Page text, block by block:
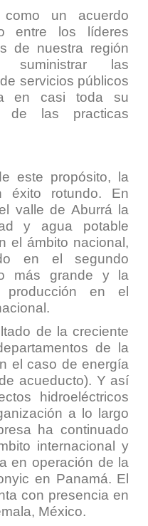
un acuerdo
entre los líderes
de nuestra región
las
servicios públicos
en casi toda su
de las practicas
este propósito, la
éxito rotundo. En
valle de Aburrá la
y agua potable
el ámbito nacional,
en el segundo
más grande y la
producción en el
de la creciente
de la
el caso de energía
acueducto). Y así
hidroeléctricos
a lo largo
ha continuado
internacional y
en operación de la
en Panamá. El
con presencia en
México.